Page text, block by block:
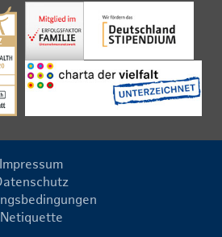
Impressum
Netiquette